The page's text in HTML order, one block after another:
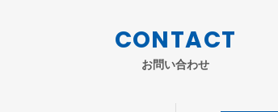
CONTACT
お問い合わせ